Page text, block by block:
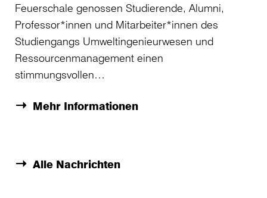
Feuerschale genossen Studierende, Alumni,
Professor*innen und Mitarbeiter*innen des
Studiengangs Umweltingenieurwesen und
Ressourcenmanagement einen
stimmungsvollen…
Mehr Informationen
Alle Nachrichten